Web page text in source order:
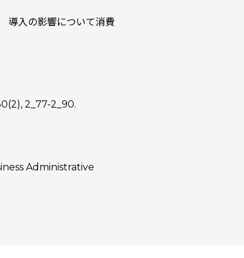
入の影響について――消費
2_77-2_90.
Administrative